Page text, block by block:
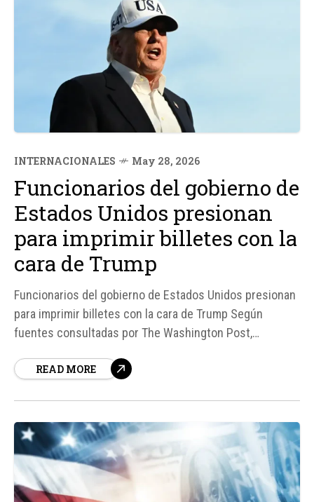
INTERNACIONALES May 28, 2026
Funcionarios del gobierno de
Estados Unidos presionan
para imprimir billetes con la
cara de Trump
Funcionarios del gobierno de Estados Unidos presionan
para imprimir billetes con la cara de Trump Según
fuentes consultadas por The Washington Post,
presionado a la Oficina de Grabado e Impresión para
READ MORE